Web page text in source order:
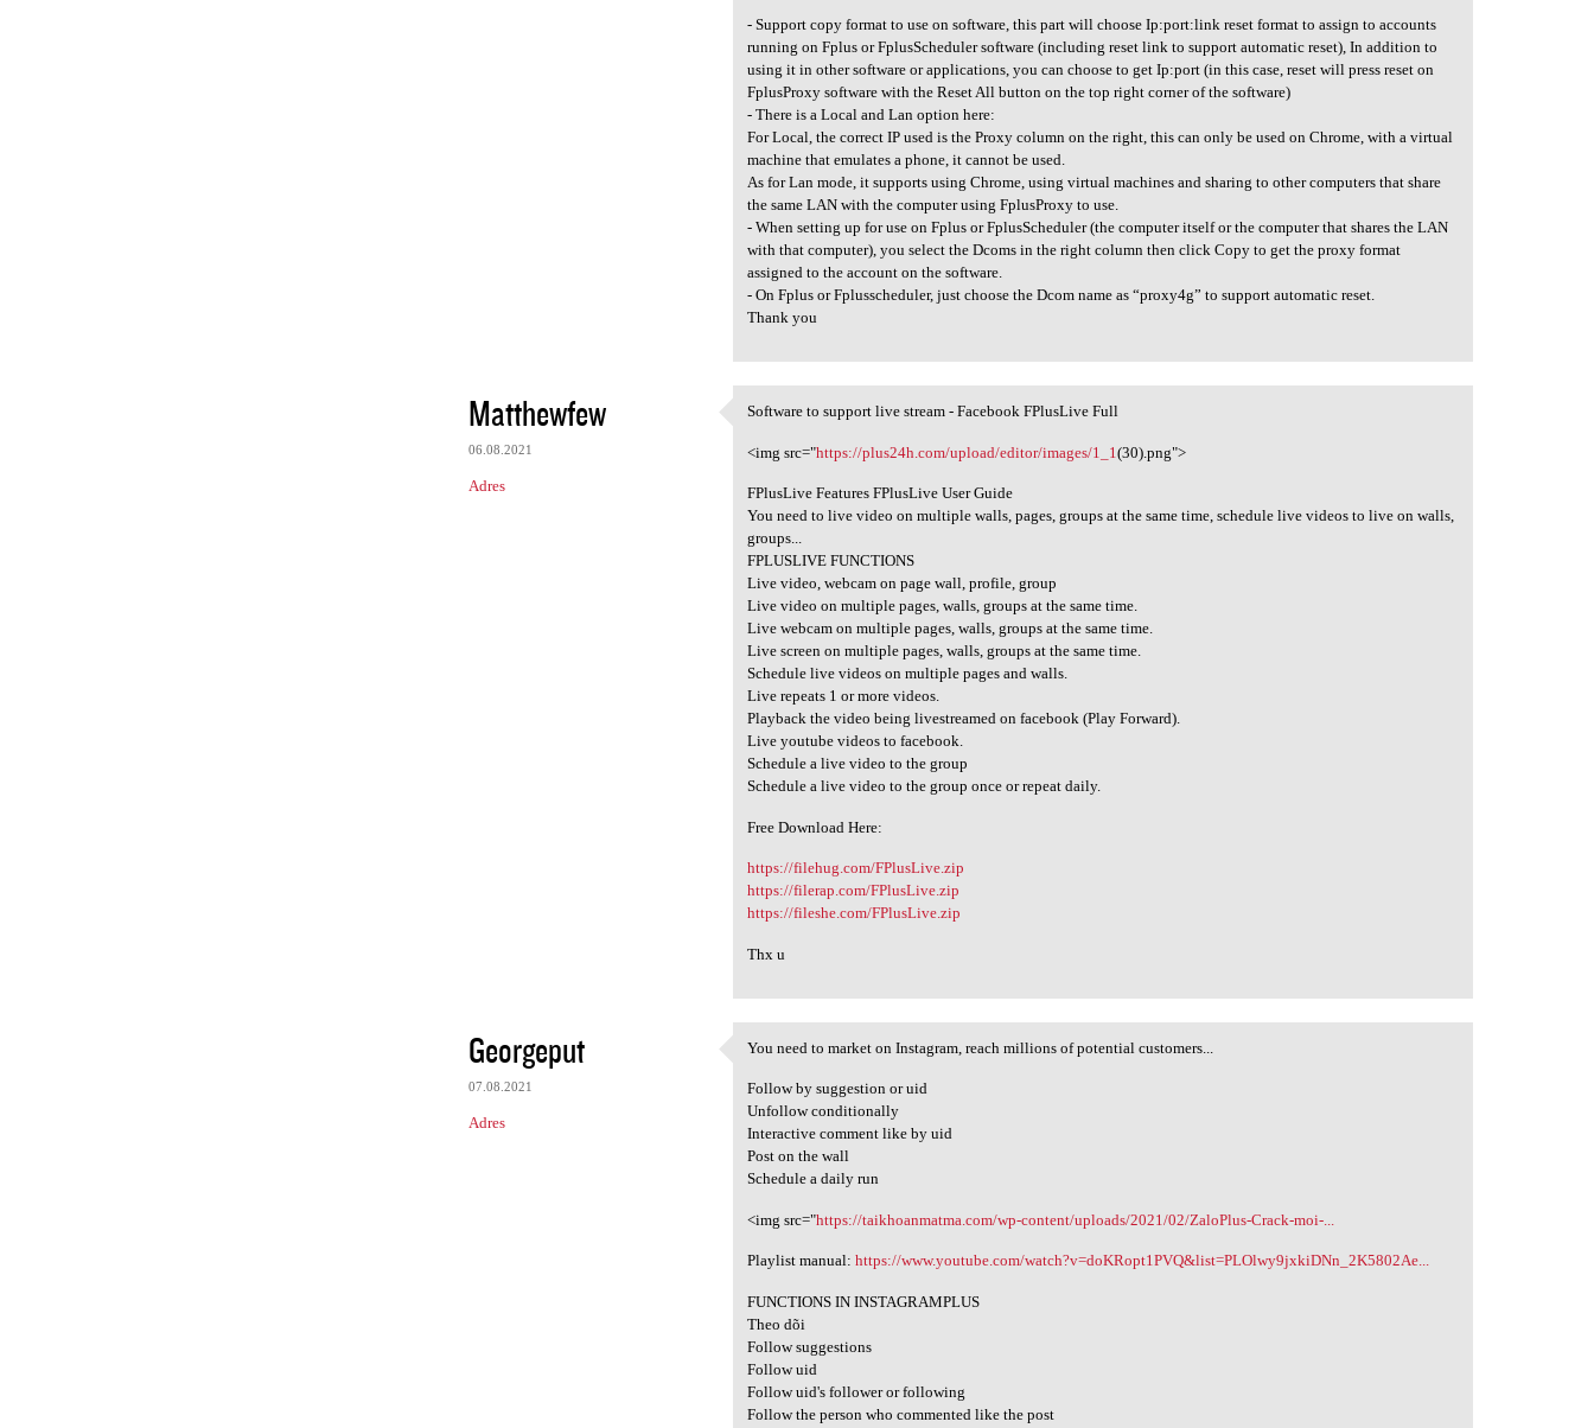
- Support copy format to use on software, this part will choose Ip:port:link reset format to assign to accounts
running on Fplus or FplusScheduler software (including reset link to support automatic reset), In addition to
using it in other software or applications, you can choose to get Ip:port (in this case, reset will press reset on
FplusProxy software with the Reset All button on the top right corner of the software)
- There is a Local and Lan option here:
For Local, the correct IP used is the Proxy column on the right, this can only be used on Chrome, with a virtual
machine that emulates a phone, it cannot be used.
As for Lan mode, it supports using Chrome, using virtual machines and sharing to other computers that share
the same LAN with the computer using FplusProxy to use.
- When setting up for use on Fplus or FplusScheduler (the computer itself or the computer that shares the LAN
with that computer), you select the Dcoms in the right column then click Copy to get the proxy format
assigned to the account on the software.
- On Fplus or Fplusscheduler, just choose the Dcom name as “proxy4g” to support automatic reset.
Thank you
Matthewfew
06.08.2021
Adres
Software to support live
Software to support live stream - Facebook FPlusLive Full
<img src="https://plus24h.com/upload/editor/images/1_1(30).png">
FPlusLive Features FPlusLive User Guide
You need to live video on multiple walls, pages, groups at the same time, schedule live videos to live on walls,
groups...
FPLUSLIVE FUNCTIONS
Live video, webcam on page wall, profile, group
Live video on multiple pages, walls, groups at the same time.
Live webcam on multiple pages, walls, groups at the same time.
Live screen on multiple pages, walls, groups at the same time.
Schedule live videos on multiple pages and walls.
Live repeats 1 or more videos.
Playback the video being livestreamed on facebook (Play Forward).
Live youtube videos to facebook.
Schedule a live video to the group
Schedule a live video to the group once or repeat daily.
Free Download Here:
https://filehug.com/FPlusLive.zip
https://filerap.com/FPlusLive.zip
https://fileshe.com/FPlusLive.zip
Thx u
Georgeput
07.08.2021
Adres
You need to market on
You need to market on Instagram, reach millions of potential customers...
Follow by suggestion or uid
Unfollow conditionally
Interactive comment like by uid
Post on the wall
Schedule a daily run
<img src="https://taikhoanmatma.com/wp-content/uploads/2021/02/ZaloPlus-Crack-moi-...
Playlist manual:https://www.youtube.com/watch?v=doKRopt1PVQ&list=PLOlwy9jxkiDNn_2K5802Ae...
FUNCTIONS IN INSTAGRAMPLUS
Theo dõi
Follow suggestions
Follow uid
Follow uid's follower or following
Follow the person who commented like the post